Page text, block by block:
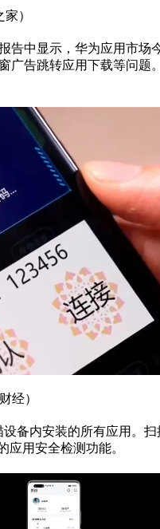
）
中显示，华为应用市场
告跳转应用下载等问题
财经）
备内安装的所有应用。
应用安全检测功能。